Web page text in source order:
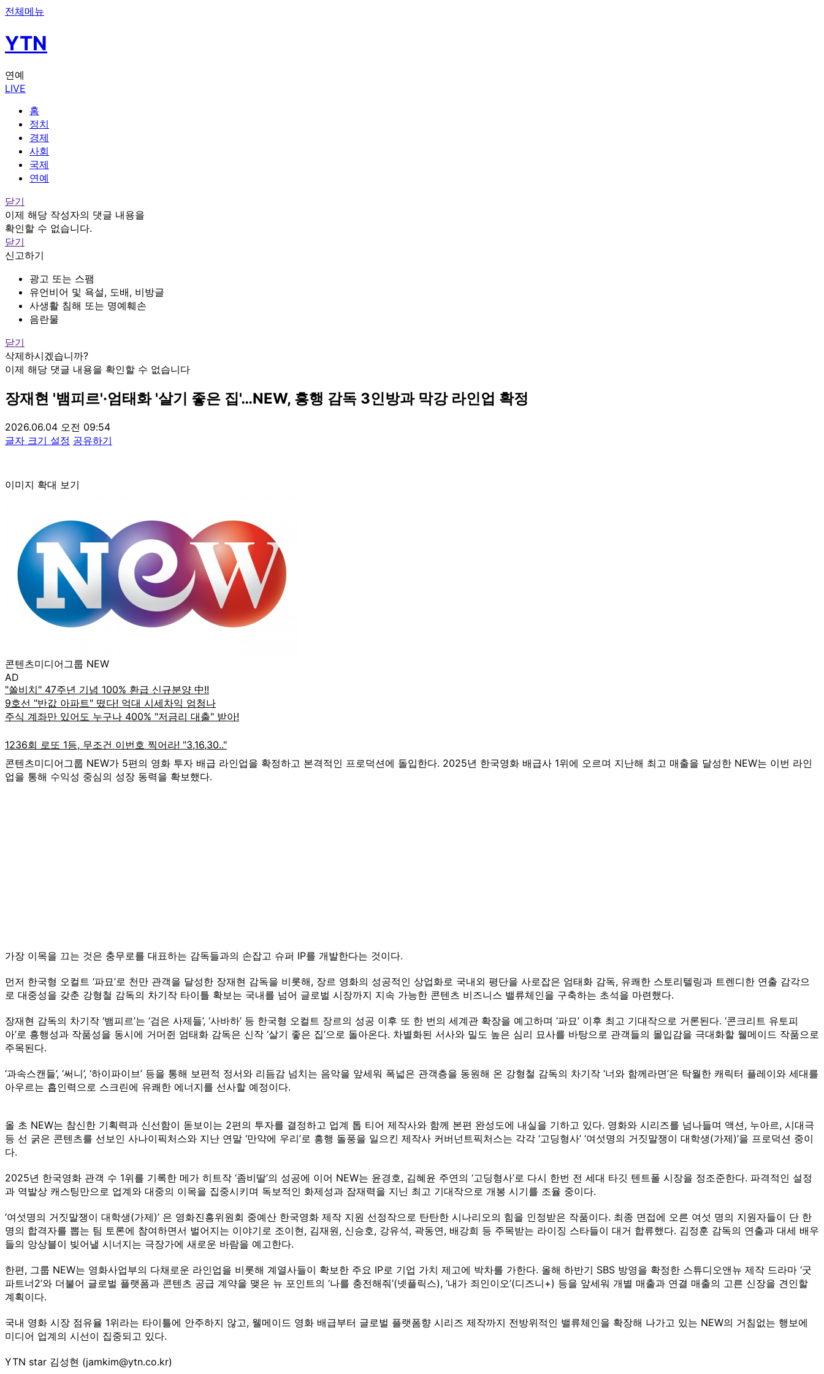
전체메뉴
YTN
연예
LIVE
홈
정치
경제
사회
국제
연예
닫기
이제 해당 작성자의 댓글 내용을
확인할 수 없습니다.
닫기
신고하기
광고 또는 스팸
유언비어 및 욕설, 도배, 비방글
사생활 침해 또는 명예훼손
음란물
닫기
삭제하시겠습니까?
이제 해당 댓글 내용을 확인할 수 없습니다
장재현 '뱀피르'·엄태화 '살기 좋은 집'…NEW, 흥행 감독 3인방과 막강 라인업 확정
2026.06.04 오전 09:54
글자 크기 설정 공유하기
이미지 확대 보기
콘텐츠미디어그룹 NEW
AD
콘텐츠미디어그룹 NEW가 5편의 영화 투자 배급 라인업을 확정하고 본격적인 프로덕션에 돌입한다. 2025년 한국영화 배급사 1위에 오르며 지난해 최고 매출을 달성한 NEW는 이번 라인
업을 통해 수익성 중심의 성장 동력을 확보했다.
가장 이목을 끄는 것은 충무로를 대표하는 감독들과의 손잡고 슈퍼 IP를 개발한다는 것이다.
먼저 한국형 오컬트 ‘파묘’로 천만 관객을 달성한 장재현 감독을 비롯해, 장르 영화의 성공적인 상업화로 국내외 평단을 사로잡은 엄태화 감독, 유쾌한 스토리텔링과 트렌디한 연출 감각으
로 대중성을 갖춘 강형철 감독의 차기작 타이틀 확보는 국내를 넘어 글로벌 시장까지 지속 가능한 콘텐츠 비즈니스 밸류체인을 구축하는 초석을 마련했다.
장재현 감독의 차기작 ‘뱀피르’는 ‘검은 사제들’, ‘사바하’ 등 한국형 오컬트 장르의 성공 이후 또 한 번의 세계관 확장을 예고하며 ‘파묘’ 이후 최고 기대작으로 거론된다. ‘콘크리트 유토피
아’로 흥행성과 작품성을 동시에 거머쥔 엄태화 감독은 신작 ‘살기 좋은 집’으로 돌아온다. 차별화된 서사와 밀도 높은 심리 묘사를 바탕으로 관객들의 몰입감을 극대화할 웰메이드 작품으로
주목된다.
‘과속스캔들’, ‘써니’, ‘하이파이브’ 등을 통해 보편적 정서와 리듬감 넘치는 음악을 앞세워 폭넓은 관객층을 동원해 온 강형철 감독의 차기작 ‘너와 함께라면’은 탁월한 캐릭터 플레이와 세대를
아우르는 흡인력으로 스크린에 유쾌한 에너지를 선사할 예정이다.
올 초 NEW는 참신한 기획력과 신선함이 돋보이는 2편의 투자를 결정하고 업계 톱 티어 제작사와 함께 본편 완성도에 내실을 기하고 있다. 영화와 시리즈를 넘나들며 액션, 누아르, 시대극
등 선 굵은 콘텐츠를 선보인 사나이픽처스와 지난 연말 ‘만약에 우리’로 흥행 돌풍을 일으킨 제작사 커버넌트픽처스는 각각 ‘고딩형사’ ‘여섯명의 거짓말쟁이 대학생(가제)’을 프로덕션 중이
다.
2025년 한국영화 관객 수 1위를 기록한 메가 히트작 ‘좀비딸’의 성공에 이어 NEW는 윤경호, 김혜윤 주연의 ‘고딩형사’로 다시 한번 전 세대 타깃 텐트폴 시장을 정조준한다. 파격적인 설정
과 역발상 캐스팅만으로 업계와 대중의 이목을 집중시키며 독보적인 화제성과 잠재력을 지닌 최고 기대작으로 개봉 시기를 조율 중이다.
‘여섯명의 거짓말쟁이 대학생(가제)’ 은 영화진흥위원회 중예산 한국영화 제작 지원 선정작으로 탄탄한 시나리오의 힘을 인정받은 작품이다. 최종 면접에 오른 여섯 명의 지원자들이 단 한
명의 합격자를 뽑는 팀 토론에 참여하면서 벌어지는 이야기로 조이현, 김재원, 신승호, 강유석, 곽동연, 배강희 등 주목받는 라이징 스타들이 대거 합류했다. 김정훈 감독의 연출과 대세 배우
들의 앙상블이 빚어낼 시너지는 극장가에 새로운 바람을 예고한다.
한편, 그룹 NEW는 영화사업부의 다채로운 라인업을 비롯해 계열사들이 확보한 주요 IP로 기업 가치 제고에 박차를 가한다. 올해 하반기 SBS 방영을 확정한 스튜디오앤뉴 제작 드라마 ‘굿
파트너2’와 더불어 글로벌 플랫폼과 콘텐츠 공급 계약을 맺은 뉴 포인트의 ‘나를 충전해줘’(넷플릭스), ‘내가 죄인이오’(디즈니+) 등을 앞세워 개별 매출과 연결 매출의 고른 신장을 견인할
계획이다.
국내 영화 시장 점유율 1위라는 타이틀에 안주하지 않고, 웰메이드 영화 배급부터 글로벌 플랫폼향 시리즈 제작까지 전방위적인 밸류체인을 확장해 나가고 있는 NEW의 거침없는 행보에
미디어 업계의 시선이 집중되고 있다.
YTN star 김성현 (jamkim@ytn.co.kr)